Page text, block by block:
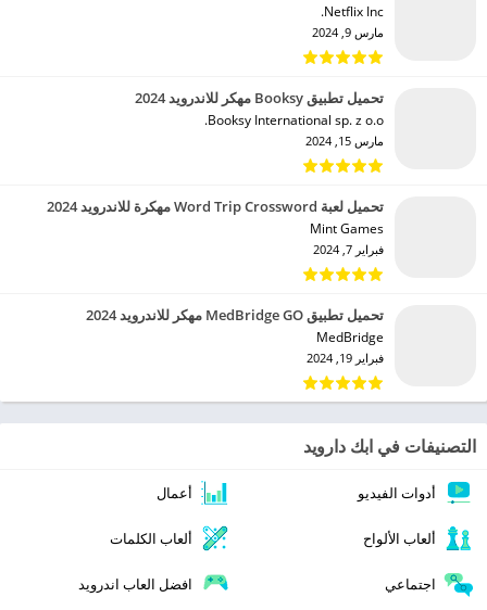
Netflix Inc.‏
مارس 9, 2024
تحميل تطبيق Booksy مهكر للاندرويد 2024
Booksy International sp. z o.o.‏
مارس 15, 2024
تحميل لعبة Word Trip Crossword مهكرة للاندرويد 2024
Mint Games‏
فبراير 7, 2024
تحميل تطبيق MedBridge GO مهكر للاندرويد 2024
MedBridge‏
فبراير 19, 2024
التصنيفات في ابك دارويد
أدوات الفيديو أعمال
ألعاب الألواح ألعاب الكلمات
اجتماعي افضل العاب اندرويد